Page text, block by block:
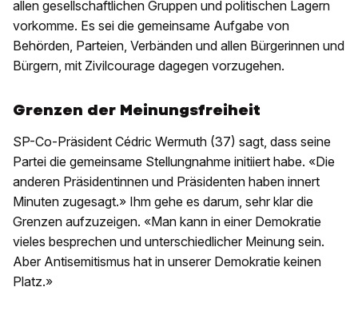
allen gesellschaftlichen Gruppen und politischen Lagern
vorkomme. Es sei die gemeinsame Aufgabe von
Behörden, Parteien, Verbänden und allen Bürgerinnen und
Bürgern, mit Zivilcourage dagegen vorzugehen.
Grenzen der Meinungsfreiheit
SP-Co-Präsident Cédric Wermuth (37) sagt, dass seine
Partei die gemeinsame Stellungnahme initiiert habe. «Die
anderen Präsidentinnen und Präsidenten haben innert
Minuten zugesagt.» Ihm gehe es darum, sehr klar die
Grenzen aufzuzeigen. «Man kann in einer Demokratie
vieles besprechen und unterschiedlicher Meinung sein.
Aber Antisemitismus hat in unserer Demokratie keinen
Platz.»